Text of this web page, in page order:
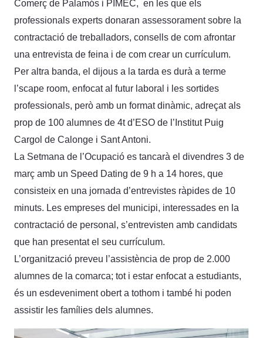
Comerç de Palamós i PIMEC, en les que els
professionals experts donaran assessorament sobre la
contractació de treballadors, consells de com afrontar
una entrevista de feina i de com crear un currículum.
Per altra banda, el dijous a la tarda es durà a terme
l’scape room, enfocat al futur laboral i les sortides
professionals, però amb un format dinàmic, adreçat als
prop de 100 alumnes de 4t d’ESO de l’Institut Puig
Cargol de Calonge i Sant Antoni.
La Setmana de l’Ocupació es tancarà el divendres 3 de
març amb un Speed Dating de 9 h a 14 hores, que
consisteix en una jornada d’entrevistes ràpides de 10
minuts. Les empreses del municipi, interessades en la
contractació de personal, s’entrevisten amb candidats
que han presentat el seu currículum.
L’organització preveu l’assistència de prop de 2.000
alumnes de la comarca; tot i estar enfocat a estudiants,
és un esdeveniment obert a tothom i també hi poden
assistir les famílies dels alumnes.